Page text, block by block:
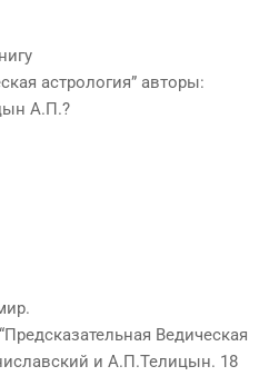
астрология” авторы:
А.П.?
Ведическая
и А.П.Телицын. 18